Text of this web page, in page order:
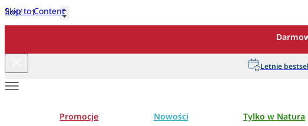
Skip to Content
Letnie
Promocje Nowości Tylko w Natura
Ilość